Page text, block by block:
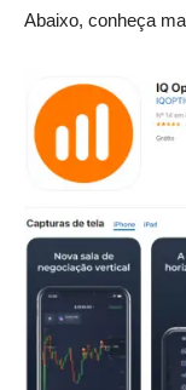
Abaixo, conheça